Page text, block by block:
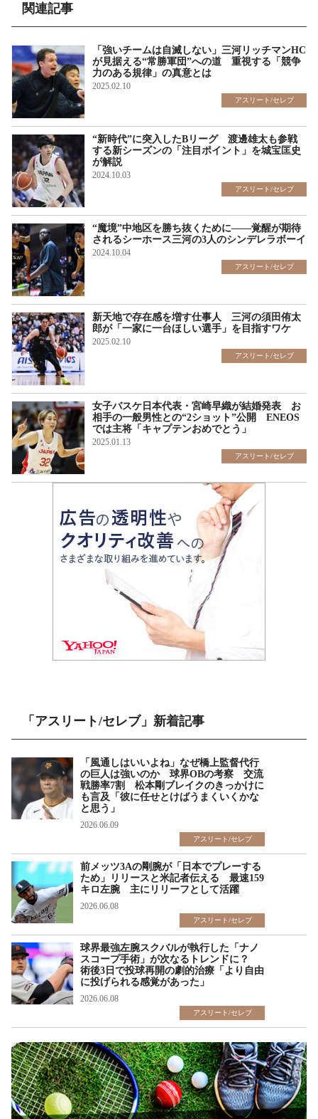
関連記事
「強いチームは自滅しない」三河リッチマンHC
が見据える“常勝軍団”への道 重視する「競争
力のある規律」の真意とは
2025.02.10
アスリート/セレブ
“新時代”に突入したBリーグ 渡邊雄太も参戦
する新シーズンの「注目ポイント」を城宝匡史
が解説
2024.10.03
アスリート/セレブ
“魔境”中地区を勝ち抜くために――覚醒が期待
されるシーホース三河の3人のシンデレラボーイ
2024.10.04
アスリート/セレブ
新天地で存在感を増す仕事人 三河の須田侑太
郎が「一家に一台ほしい選手」を目指すワケ
2025.02.10
アスリート/セレブ
女子バスケ日本代表・宮崎早織が結婚発表 お
相手の一般男性との“2ショット”公開 ENEOS
では主将「キャプテンおめでとう」
2025.01.13
アスリート/セレブ
「アスリート/セレブ」新着記事
「風通しはいいよね」なぜ橋上監督代行
の巨人は強いのか 球界OBの考察 交流
戦勝率7割 松本剛ブレイクのきっかけに
も言及「彼に任せとけばうまくいくかな
と思う」
2026.06.09
アスリート/セレブ
前メッツ3Aの剛腕が「日本でプレーする
ため」リリースと米記者伝える 最速159
キロ左腕 主にリリーフとして活躍
2026.06.08
アスリート/セレブ
球界最強左腕スクバルが執行した「ナノ
スコープ手術」が次なるトレンドに？
術後3日で投球再開の劇的治療「より自由
に投げられる感覚があった」
2026.06.08
アスリート/セレブ